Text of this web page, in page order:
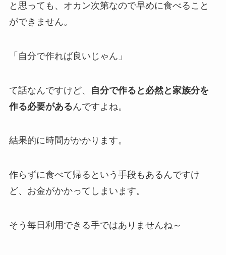
と思っても、オカン次第なので早めに食べること
ができません。
「自分で作れば良いじゃん」
て話なんですけど、
自分で作ると必然と家族分を
作る必要があるんですよね。
結果的に時間がかかります。
作らずに食べて帰るという手段もあるんですけ
ど、お金がかかってしまいます。
そう毎日利用できる手ではありませんね～